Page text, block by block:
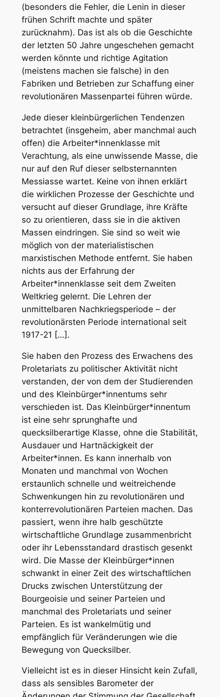
(besonders die Fehler, die Lenin in dieser
frühen Schrift machte und später
zurücknahm). Das ist als ob die Geschichte
der letzten 50 Jahre ungeschehen gemacht
werden könnte und richtige Agitation
(meistens machen sie falsche) in den
Fabriken und Betrieben zur Schaffung einer
revolutionären Massenpartei führen würde.
Jede dieser kleinbürgerlichen Tendenzen
betrachtet (insgeheim, aber manchmal auch
offen) die Arbeiter*innenklasse mit
Verachtung, als eine unwissende Masse, die
nur auf den Ruf dieser selbsternannten
Messiasse wartet. Keine von ihnen erklärt
die wirklichen Prozesse der Geschichte und
versucht auf dieser Grundlage, ihre Kräfte
so zu orientieren, dass sie in die aktiven
Massen eindringen. Sie sind so weit wie
möglich von der materialistischen
marxistischen Methode entfernt. Sie haben
nichts aus der Erfahrung der
Arbeiter*innenklasse seit dem Zweiten
Weltkrieg gelernt. Die Lehren der
unmittelbaren Nachkriegsperiode – der
revolutionärsten Periode international seit
1917-21 […].
Sie haben den Prozess des Erwachens des
Proletariats zu politischer Aktivität nicht
verstanden, der von dem der Studierenden
und des Kleinbürger*innentums sehr
verschieden ist. Das Kleinbürger*innentum
ist eine sehr sprunghafte und
quecksilberartige Klasse, ohne die Stabilität,
Ausdauer und Hartnäckigkeit der
Arbeiter*innen. Es kann innerhalb von
Monaten und manchmal von Wochen
erstaunlich schnelle und weitreichende
Schwenkungen hin zu revolutionären und
konterrevolutionären Parteien machen. Das
passiert, wenn ihre halb geschützte
wirtschaftliche Grundlage zusammenbricht
oder ihr Lebensstandard drastisch gesenkt
wird. Die Masse der Kleinbürger*innen
schwankt in einer Zeit des wirtschaftlichen
Drucks zwischen Unterstützung der
Bourgeoisie und seiner Parteien und
manchmal des Proletariats und seiner
Parteien. Es ist wankelmütig und
empfänglich für Veränderungen wie die
Bewegung von Quecksilber.
Vielleicht ist es in dieser Hinsicht kein Zufall,
dass als sensibles Barometer der